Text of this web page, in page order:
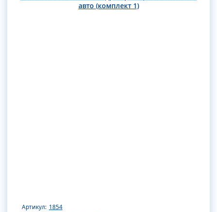
авто (комплект 1)
Артикул: 1854